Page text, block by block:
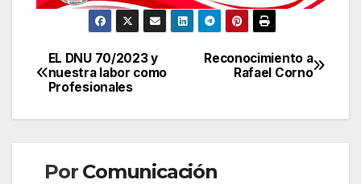
Navegación
de
Reconocimiento a
Rafael Corno
EL DNU 70/2023 y
nuestra labor como
Profesionales
Por Comunicación